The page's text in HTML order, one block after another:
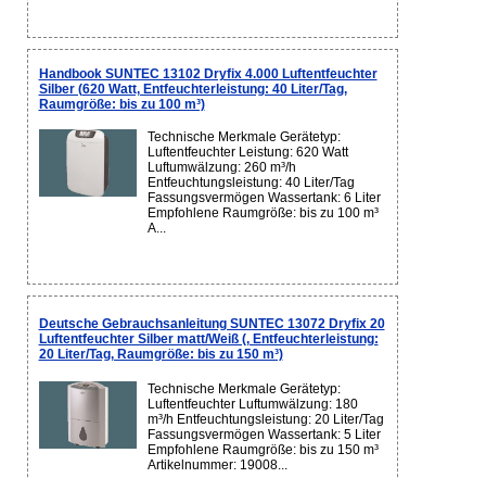
Handbook SUNTEC 13102 Dryfix 4.000 Luftentfeuchter
Silber (620 Watt, Entfeuchterleistung: 40 Liter/Tag,
Raumgröße: bis zu 100 m³)
Technische Merkmale Gerätetyp:
Luftentfeuchter Leistung: 620 Watt
Luftumwälzung: 260 m³/h
Entfeuchtungsleistung: 40 Liter/Tag
Fassungsvermögen Wassertank: 6 Liter
Empfohlene Raumgröße: bis zu 100 m³
A...
Deutsche Gebrauchsanleitung SUNTEC 13072 Dryfix 20
Luftentfeuchter Silber matt/Weiß (, Entfeuchterleistung:
20 Liter/Tag, Raumgröße: bis zu 150 m³)
Technische Merkmale Gerätetyp:
Luftentfeuchter Luftumwälzung: 180
m³/h Entfeuchtungsleistung: 20 Liter/Tag
Fassungsvermögen Wassertank: 5 Liter
Empfohlene Raumgröße: bis zu 150 m³
Artikelnummer: 19008...